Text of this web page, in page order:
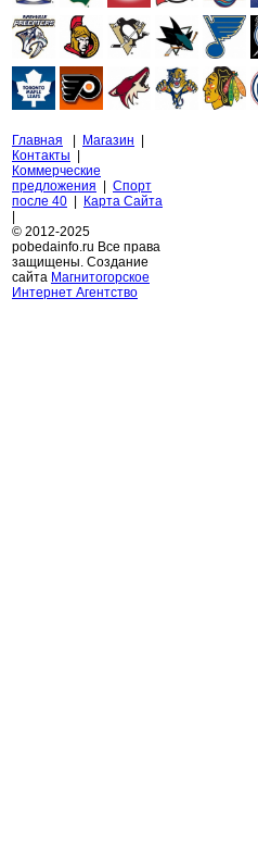
Главная | Магазин |
Контакты |
Коммерческие
предложения | Спорт
после 40 | Карта Сайта
|
© 2012-2025
pobedainfo.ru Все права
защищены. Создание
сайта Магнитогорское
Интернет Агентство